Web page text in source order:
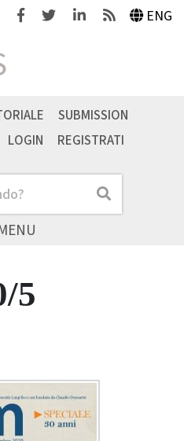
FacebookTwitterLinkedinFeeds ENG
Cerca
SUBMISSION
LOGIN REGISTRATI
5